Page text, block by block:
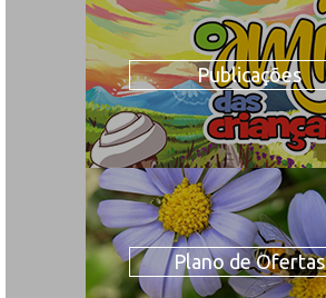
Publicações
Plano de Ofertas